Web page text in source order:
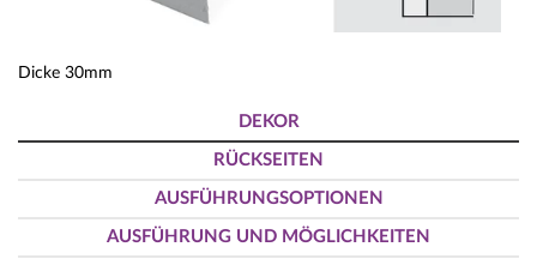
Dicke 30mm
DEKOR
RÜCKSEITEN
AUSFÜHRUNGSOPTIONEN
AUSFÜHRUNG UND MÖGLICHKEITEN